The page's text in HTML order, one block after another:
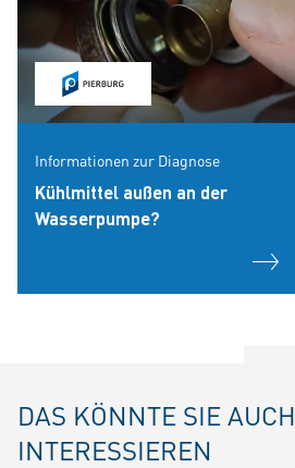
Informationen zur Diagnose
Kühlmittel außen an der
Wasserpumpe?
DAS KÖNNTE SIE AUCH
INTERESSIEREN